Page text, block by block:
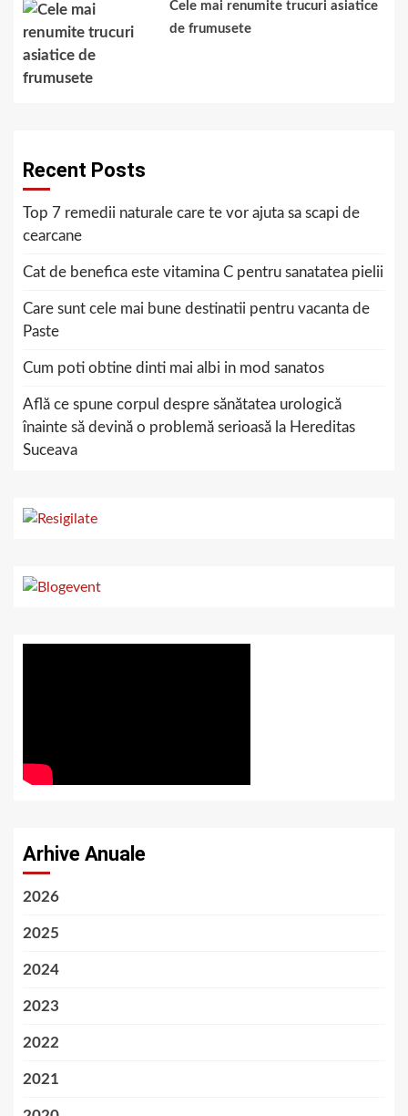
Cele mai renumite trucuri asiatice
de frumusete
Recent Posts
Top 7 remedii naturale care te vor ajuta sa scapi de
cearcane
Cat de benefica este vitamina C pentru sanatatea pielii
Care sunt cele mai bune destinatii pentru vacanta de
Paste
Cum poti obtine dinti mai albi in mod sanatos
Află ce spune corpul despre sănătatea urologică
înainte să devină o problemă serioasă la Hereditas
Suceava
Arhive Anuale
2026
2025
2024
2023
2022
2021